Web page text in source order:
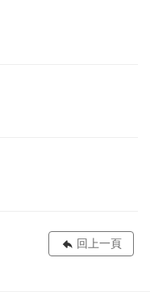
回上一頁